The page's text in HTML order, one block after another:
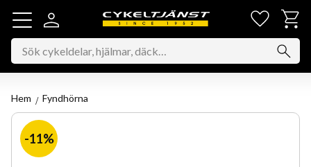
Meny
Hem Fyndhörna
11%